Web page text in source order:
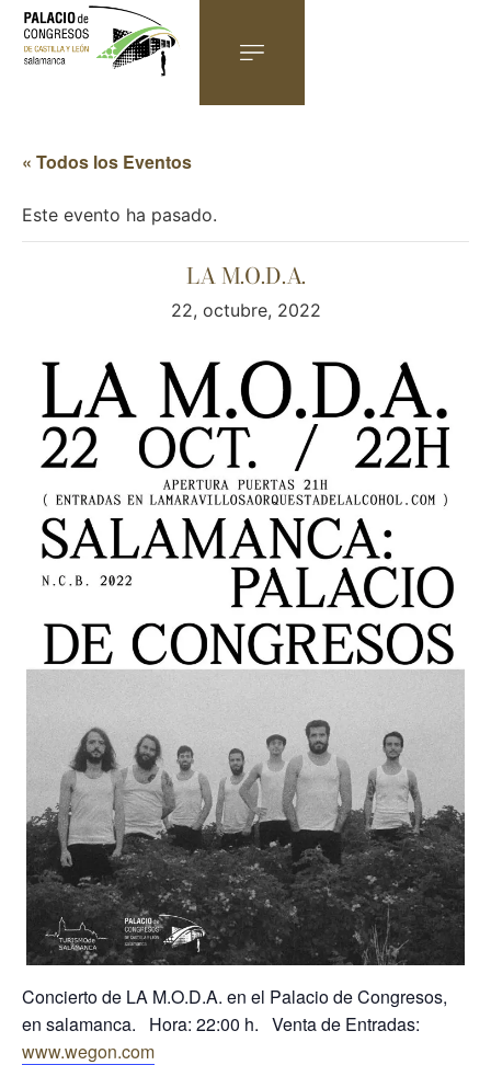
« Todos los Eventos
Este evento ha pasado.
LA M.O.D.A.
22, octubre, 2022
Concierto de LA M.O.D.A. en el Palacio de Congresos,
en salamanca. Hora: 22:00 h. Venta de Entradas:
www.wegon.com